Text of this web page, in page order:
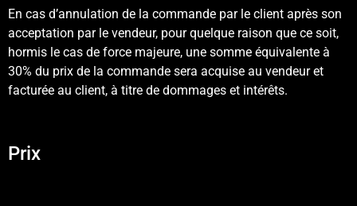
En cas d’annulation de la commande par le client après son
acceptation par le vendeur, pour quelque raison que ce soit,
hormis le cas de force majeure, une somme équivalente à
30% du prix de la commande sera acquise au vendeur et
facturée au client, à titre de dommages et intérêts.
Prix